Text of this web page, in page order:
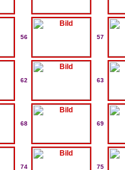
56 57
62 63
68 69
74 75